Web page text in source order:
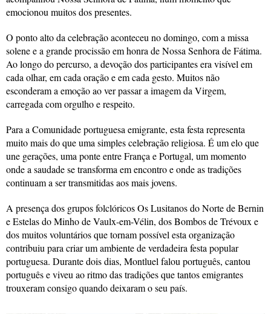
emocionou muitos dos presentes.
O ponto alto da celebração aconteceu no domingo, com a missa
solene e a grande procissão em honra de Nossa Senhora de Fátima.
Ao longo do percurso, a devoção dos participantes era visível em
cada olhar, em cada oração e em cada gesto. Muitos não
esconderam a emoção ao ver passar a imagem da Virgem,
carregada com orgulho e respeito.
Para a Comunidade portuguesa emigrante, esta festa representa
muito mais do que uma simples celebração religiosa. É um elo que
une gerações, uma ponte entre França e Portugal, um momento
onde a saudade se transforma em encontro e onde as tradições
continuam a ser transmitidas aos mais jovens.
A presença dos grupos folclóricos Os Lusitanos do Norte de Bernin
e Estelas do Minho de Vaulx-em-Vélin, dos Bombos de Trévoux e
dos muitos voluntários que tornam possível esta organização
contribuiu para criar um ambiente de verdadeira festa popular
portuguesa. Durante dois dias, Montluel falou português, cantou
português e viveu ao ritmo das tradições que tantos emigrantes
trouxeram consigo quando deixaram o seu país.